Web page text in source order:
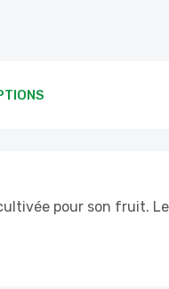
pour son fruit.